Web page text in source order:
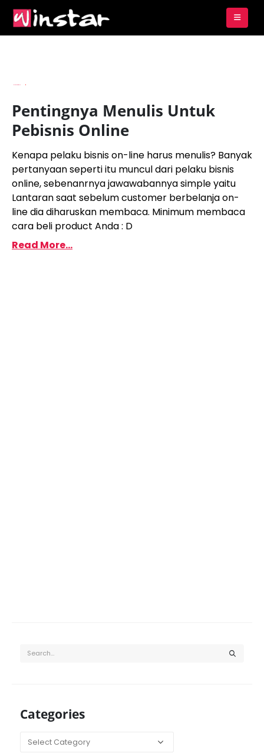
Pentingnya Menulis Untuk
Pebisnis Online
Kenapa pelaku bisnis on-line harus menulis? Banyak
pertanyaan seperti itu muncul dari pelaku bisnis
online, sebenanrnya jawawabannya simple yaitu
Lantaran saat sebelum customer berbelanja on-
line dia diharuskan membaca. Minimum membaca
cara beli product Anda : D
Read More...
Categories
Categories